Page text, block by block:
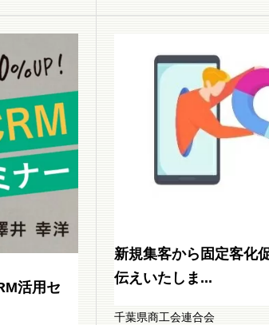
活用セ
新規集客から固定客化
伝えいたしま...
千葉県商工会連合会